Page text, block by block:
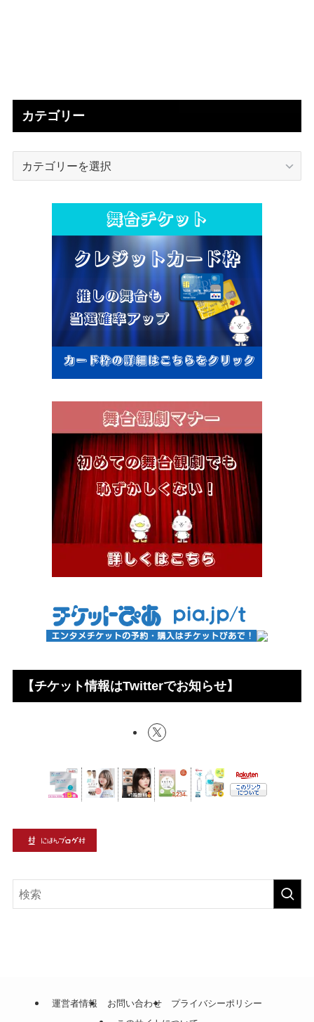
カテゴリー
【チケット情報はTwitterでお知らせ】
運営者情報 お問い合わせ
プライバシーポリシー